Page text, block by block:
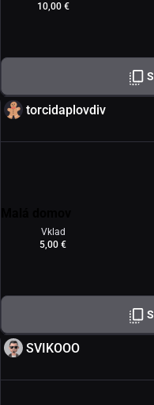
10,00 €
torcidaplovdiv
Vklad
5,00 €
SVIKOOO